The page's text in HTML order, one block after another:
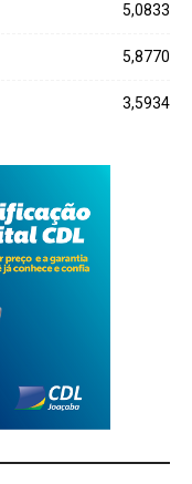
5,0833
5,8770
3,5934